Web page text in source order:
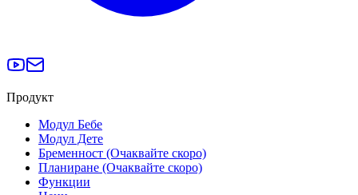
Продукт
Модул Бебе
Модул Дете
Бременност (Очаквайте скоро)
Планиране (Очаквайте скоро)
Функции